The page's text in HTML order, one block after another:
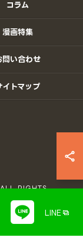
LINE
コラム
漫画特集
問い合わせ
イトマップ
ALL RIGHTS